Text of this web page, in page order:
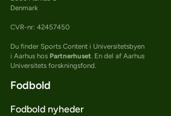
Denmark
CVR-nr: 42457450
Du finder Sports Content i Universitetsbyen
i Aarhus hos Partnerhuset. En del af Aarhus
Universitets forskningsfond.
Fodbold
Fodbold nyheder